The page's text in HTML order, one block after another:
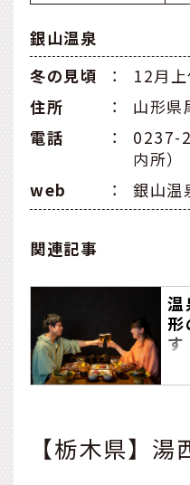
銀山温泉
冬の見頃
：
12月
住所
：
山形県
電話
：
0237-
内所）
web
： 銀山温
関連記事
温
形
か
今
【栃木県】湯